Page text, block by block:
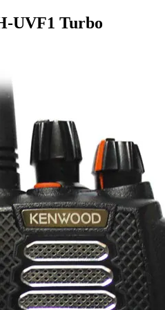
UVF1 Turbo